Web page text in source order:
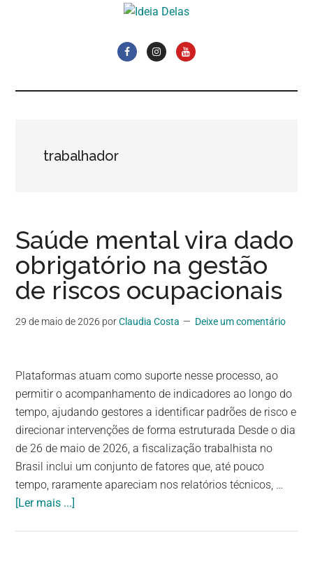
trabalhador
Saúde mental vira dado
obrigatório na gestão
de riscos ocupacionais
29 de maio de 2026 porClaudia Costa Deixe um comentário
Plataformas atuam como suporte nesse processo, ao
permitir o acompanhamento de indicadores ao longo do
tempo, ajudando gestores a identificar padrões de risco e
direcionar intervenções de forma estruturada Desde o dia
de 26 de maio de 2026, a fiscalização trabalhista no
Brasil inclui um conjunto de fatores que, até pouco
tempo, raramente apareciam nos relatórios técnicos, …
[Ler mais ...]